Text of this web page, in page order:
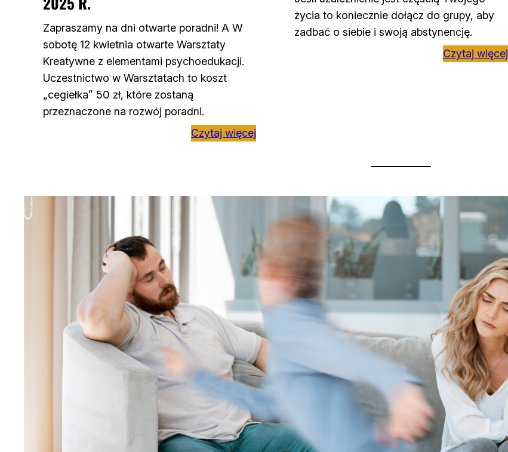
Zapraszamy na dni otwarte poradni! A W
sobotę 12 kwietnia otwarte Warsztaty
Kreatywne z elementami psychoedukacji.
Uczestnictwo w Warsztatach to koszt
„cegiełka” 50 zł, które zostaną
przeznaczone na rozwój poradni.
Czytaj więcej
życia to koniecznie dołącz do grupy, aby
zadbać o siebie i swoją abstynencję.
Czytaj więcej